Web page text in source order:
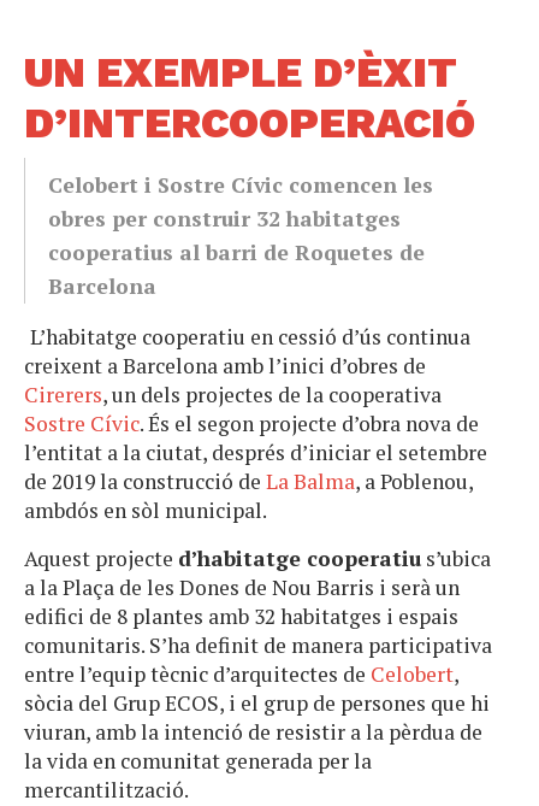
UN EXEMPLE D’ÈXIT
D’INTERCOOPERACIÓ
Celobert i Sostre Cívic comencen les
obres per construir 32 habitatges
cooperatius al barri de Roquetes de
Barcelona
L’habitatge cooperatiu en cessió d’ús continua
creixent a Barcelona amb l’inici d’obres de
Cirerers, un dels projectes de la cooperativa
Sostre Cívic. És el segon projecte d’obra nova de
l’entitat a la ciutat, després d’iniciar el setembre
de 2019 la construcció de La Balma, a Poblenou,
ambdós en sòl municipal.
Aquest projecte d’habitatge cooperatiu s’ubica
a la Plaça de les Dones de Nou Barris i serà un
edifici de 8 plantes amb 32 habitatges i espais
comunitaris. S’ha definit de manera participativa
entre l’equip tècnic d’arquitectes de Celobert,
sòcia del Grup ECOS, i el grup de persones que hi
viuran, amb la intenció de resistir a la pèrdua de
la vida en comunitat generada per la
mercantilització.